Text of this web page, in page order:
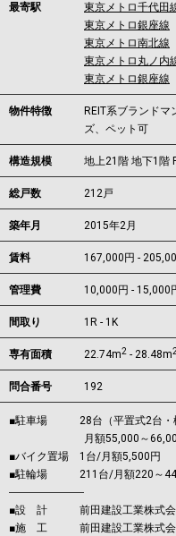
最寄駅 東京メトロ千代田
東京メトロ銀座線
東京メトロ南北線
東京メトロ丸ノ内
東京メトロ銀座線
物件特徴
REIT系ブランド
ズ、ペット可
構造規模 地上21階 地下1階
総戸数 212戸
築年月 2015年2月
賃料 167,000円 -
管理費 10,000円 - 15,000
間取り 1R - 1K
専有面積 22.74m2 - 28.48m
問合番号 192
■駐車場 28台（平置式2台・機
月額55,000～
■バイク置場 1台/月額5,500円
■駐輪場 211台/月額220～
―――――――
■設 計 前田建設工業株式会
■施 工 前田建設工業株式会